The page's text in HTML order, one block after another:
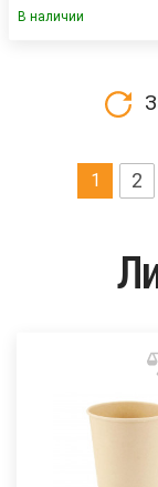
В наличии
1 2